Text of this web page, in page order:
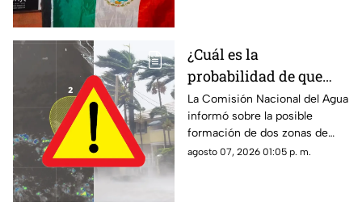
¿Cuál es la
probabilidad de que
'Hernan' se forme esta
semana? Vigilan zonas
de baja presión con
potencial de desarrollo
La Comisión Nacional del Agua
informó sobre la posible
formación de dos zonas de
baja presión con potencial de
agosto 07, 2026 01:05 p. m.